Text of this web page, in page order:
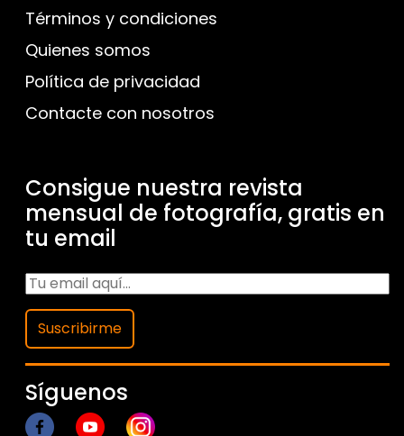
Términos y condiciones
Quienes somos
Política de privacidad
Contacte con nosotros
Consigue nuestra revista
mensual de fotografía, gratis en
tu email
Suscribirme
Síguenos